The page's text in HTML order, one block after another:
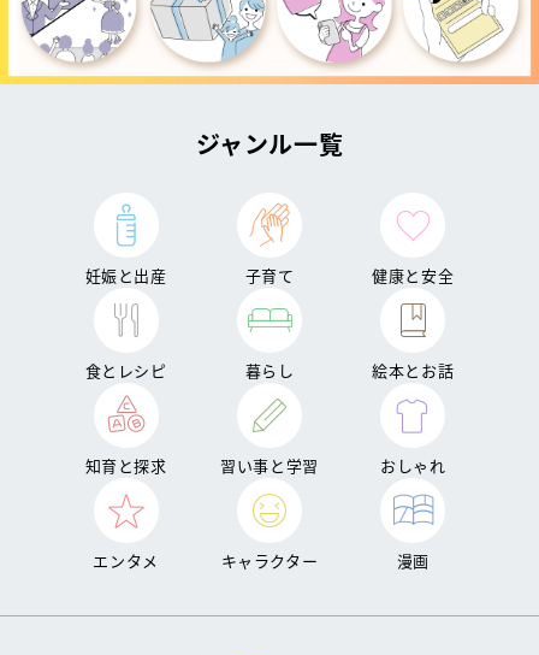
ジャンル一覧
妊娠と出産 子育て 健康と安全
食とレシピ 暮らし 絵本とお話
知育と探求 習い事と学習 おしゃれ
エンタメ キャラクター 漫画